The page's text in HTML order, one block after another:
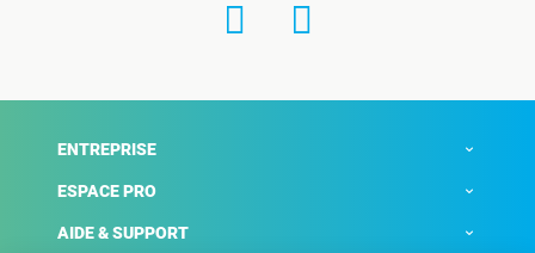
ENTREPRISE
ESPACE PRO
AIDE & SUPPORT